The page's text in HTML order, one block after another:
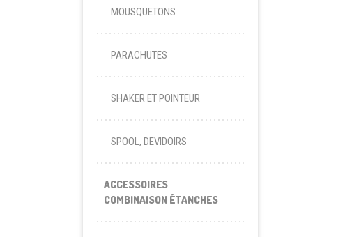
MOUSQUETONS
PARACHUTES
SHAKER ET POINTEUR
SPOOL, DEVIDOIRS
ACCESSOIRES
COMBINAISON ÉTANCHES